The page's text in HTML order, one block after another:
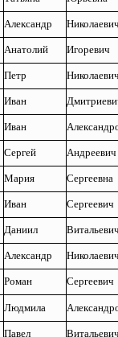
Александр
Анатолий Игоревич
Петр
Иван
Иван
Сергей Андреевич
Мария Сергеевна
Иван Сергеевич
Даниил
Александр
Роман Сергеевич
Людмила
Павел